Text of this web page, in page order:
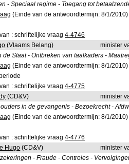
- Speciaal regime - Toegang tot
(Einde van de antwoordtermijn: 8/1/2010)
: schriftelijke vraag4-4746
(Vlaams Belang)
minister
de Staat - Ontbreken van taalkaders -
(Einde van de antwoordtermijn: 8/1/2010)
: schriftelijke vraag4-4775
(CD&V)
minister
in de gevangenis - Bezoekrecht -
(Einde van de antwoordtermijn: 8/1/2010)
: schriftelijke vraag4-4776
Hugo (CD&V)
minister
- Fraude - Controles -